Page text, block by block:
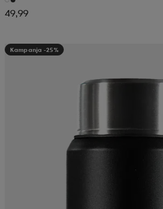
49,99
Kampanja -25%